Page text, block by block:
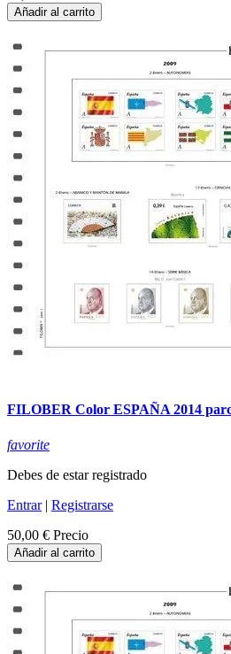
Añadir al carrito
FILOBER Color ESPAÑA 2014
favorite
Debes de estar registrado
Entrar| Registrarse
50,00 € Precio
Añadir al carrito